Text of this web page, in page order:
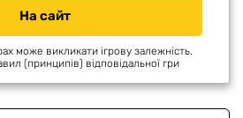
На сайт
може викликати ігрову залежність.
(принципів) відповідальної гри